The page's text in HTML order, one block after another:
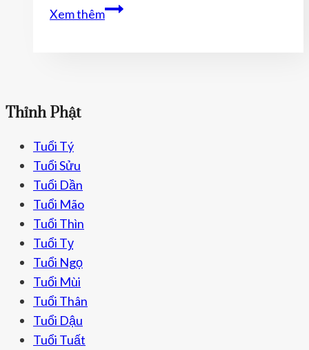
Xem thêmÝ
Thỉnh Phật
Tuổi Tý
Tuổi Sửu
Tuổi Dần
Tuổi Mão
Tuổi Thìn
Tuổi Tỵ
Tuổi Ngọ
Tuổi Mùi
Tuổi Thân
Tuổi Dậu
Tuổi Tuất